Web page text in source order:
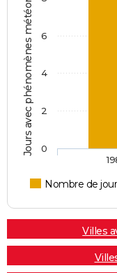
Jours avec phénomènes météorologiques
Nombre de
0
2
4
6
Villes